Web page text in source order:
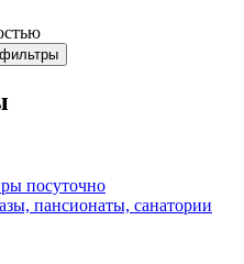
посуточно
пансионаты, санатории